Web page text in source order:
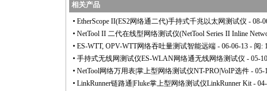
相关产品
• EtherScope II(ES2网络通二代)手持式千兆以太网测试仪 - 08-
• NetTool II 二代在线型网络测试仪(NetTool Series II Inline
• ES-WTT, OPV-WTT网络吞吐量测试智能远端 - 06-06-13 - 阅:
• 手持式无线网测试仪ES-WLAN网络通无线网络测试仪 - 05-
• NetTool网络万用表|掌上型网络测试仪NT-PRO|VoIP选件 - 05-
• LinkRunner链路通|Fluke掌上型网络测试仪LinkRunner Kit- 04-